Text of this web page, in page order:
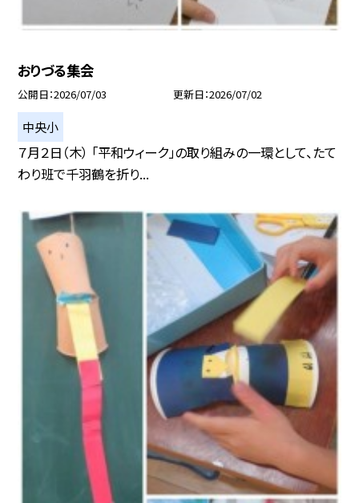
おりづる集会
公開日 2026/07/03 更新日 2026/07/02
中央小
７月２日（木） 「平和ウィーク」の取り組みの一環として、たて
わり班で千羽鶴を折り...